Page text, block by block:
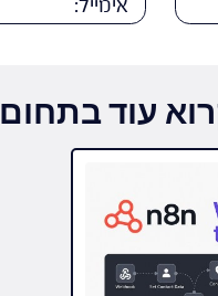
עוד בתחום